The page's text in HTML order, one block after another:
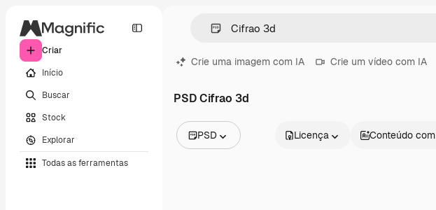
Criar
Início
Buscar
Stock
Explorar
Todas as ferramentas
Crie uma imagem com IA Crie um vídeo com IA
PSD Cifrao 3d
PSD Licença Conteúdo